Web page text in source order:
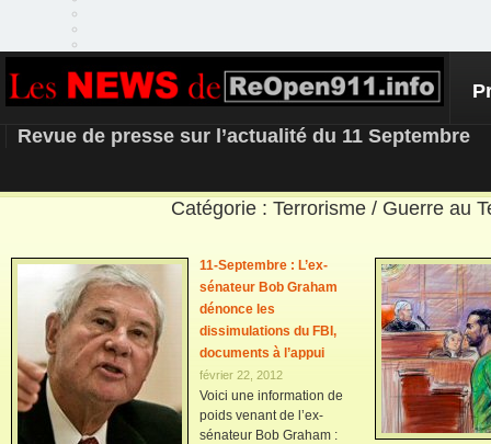
REOPEN911 – NEWS
Revue de presse sur l’actualité du 11 Septembre
Catégorie : Terrorisme / Guerre au
11-Septembre : L’ex-
sénateur Bob Graham
dénonce les
dissimulations du FBI,
documents à l’appui
février 22, 2012
Voici une information de
poids venant de l’ex-
sénateur Bob Graham :